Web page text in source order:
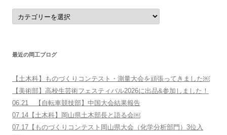
分
野
別
す
最近の岡工ブログ
【土木科】ものづくりコンテスト・測量大会を頑張ってきました￼
【美術部】高校生芸術フェスティバル2026に出品&参加しました！
06.21 【自転車競技部】中国大会結果報告
07.14【土木科】岡山県土木部長と語る会￼
07.17【ものづくりコンテスト岡山県大会（化学分析部門）3位入